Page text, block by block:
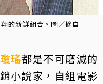
的新鮮組合。圖／摘自
瓊瑤都是不可磨滅的
小說家，自組電影